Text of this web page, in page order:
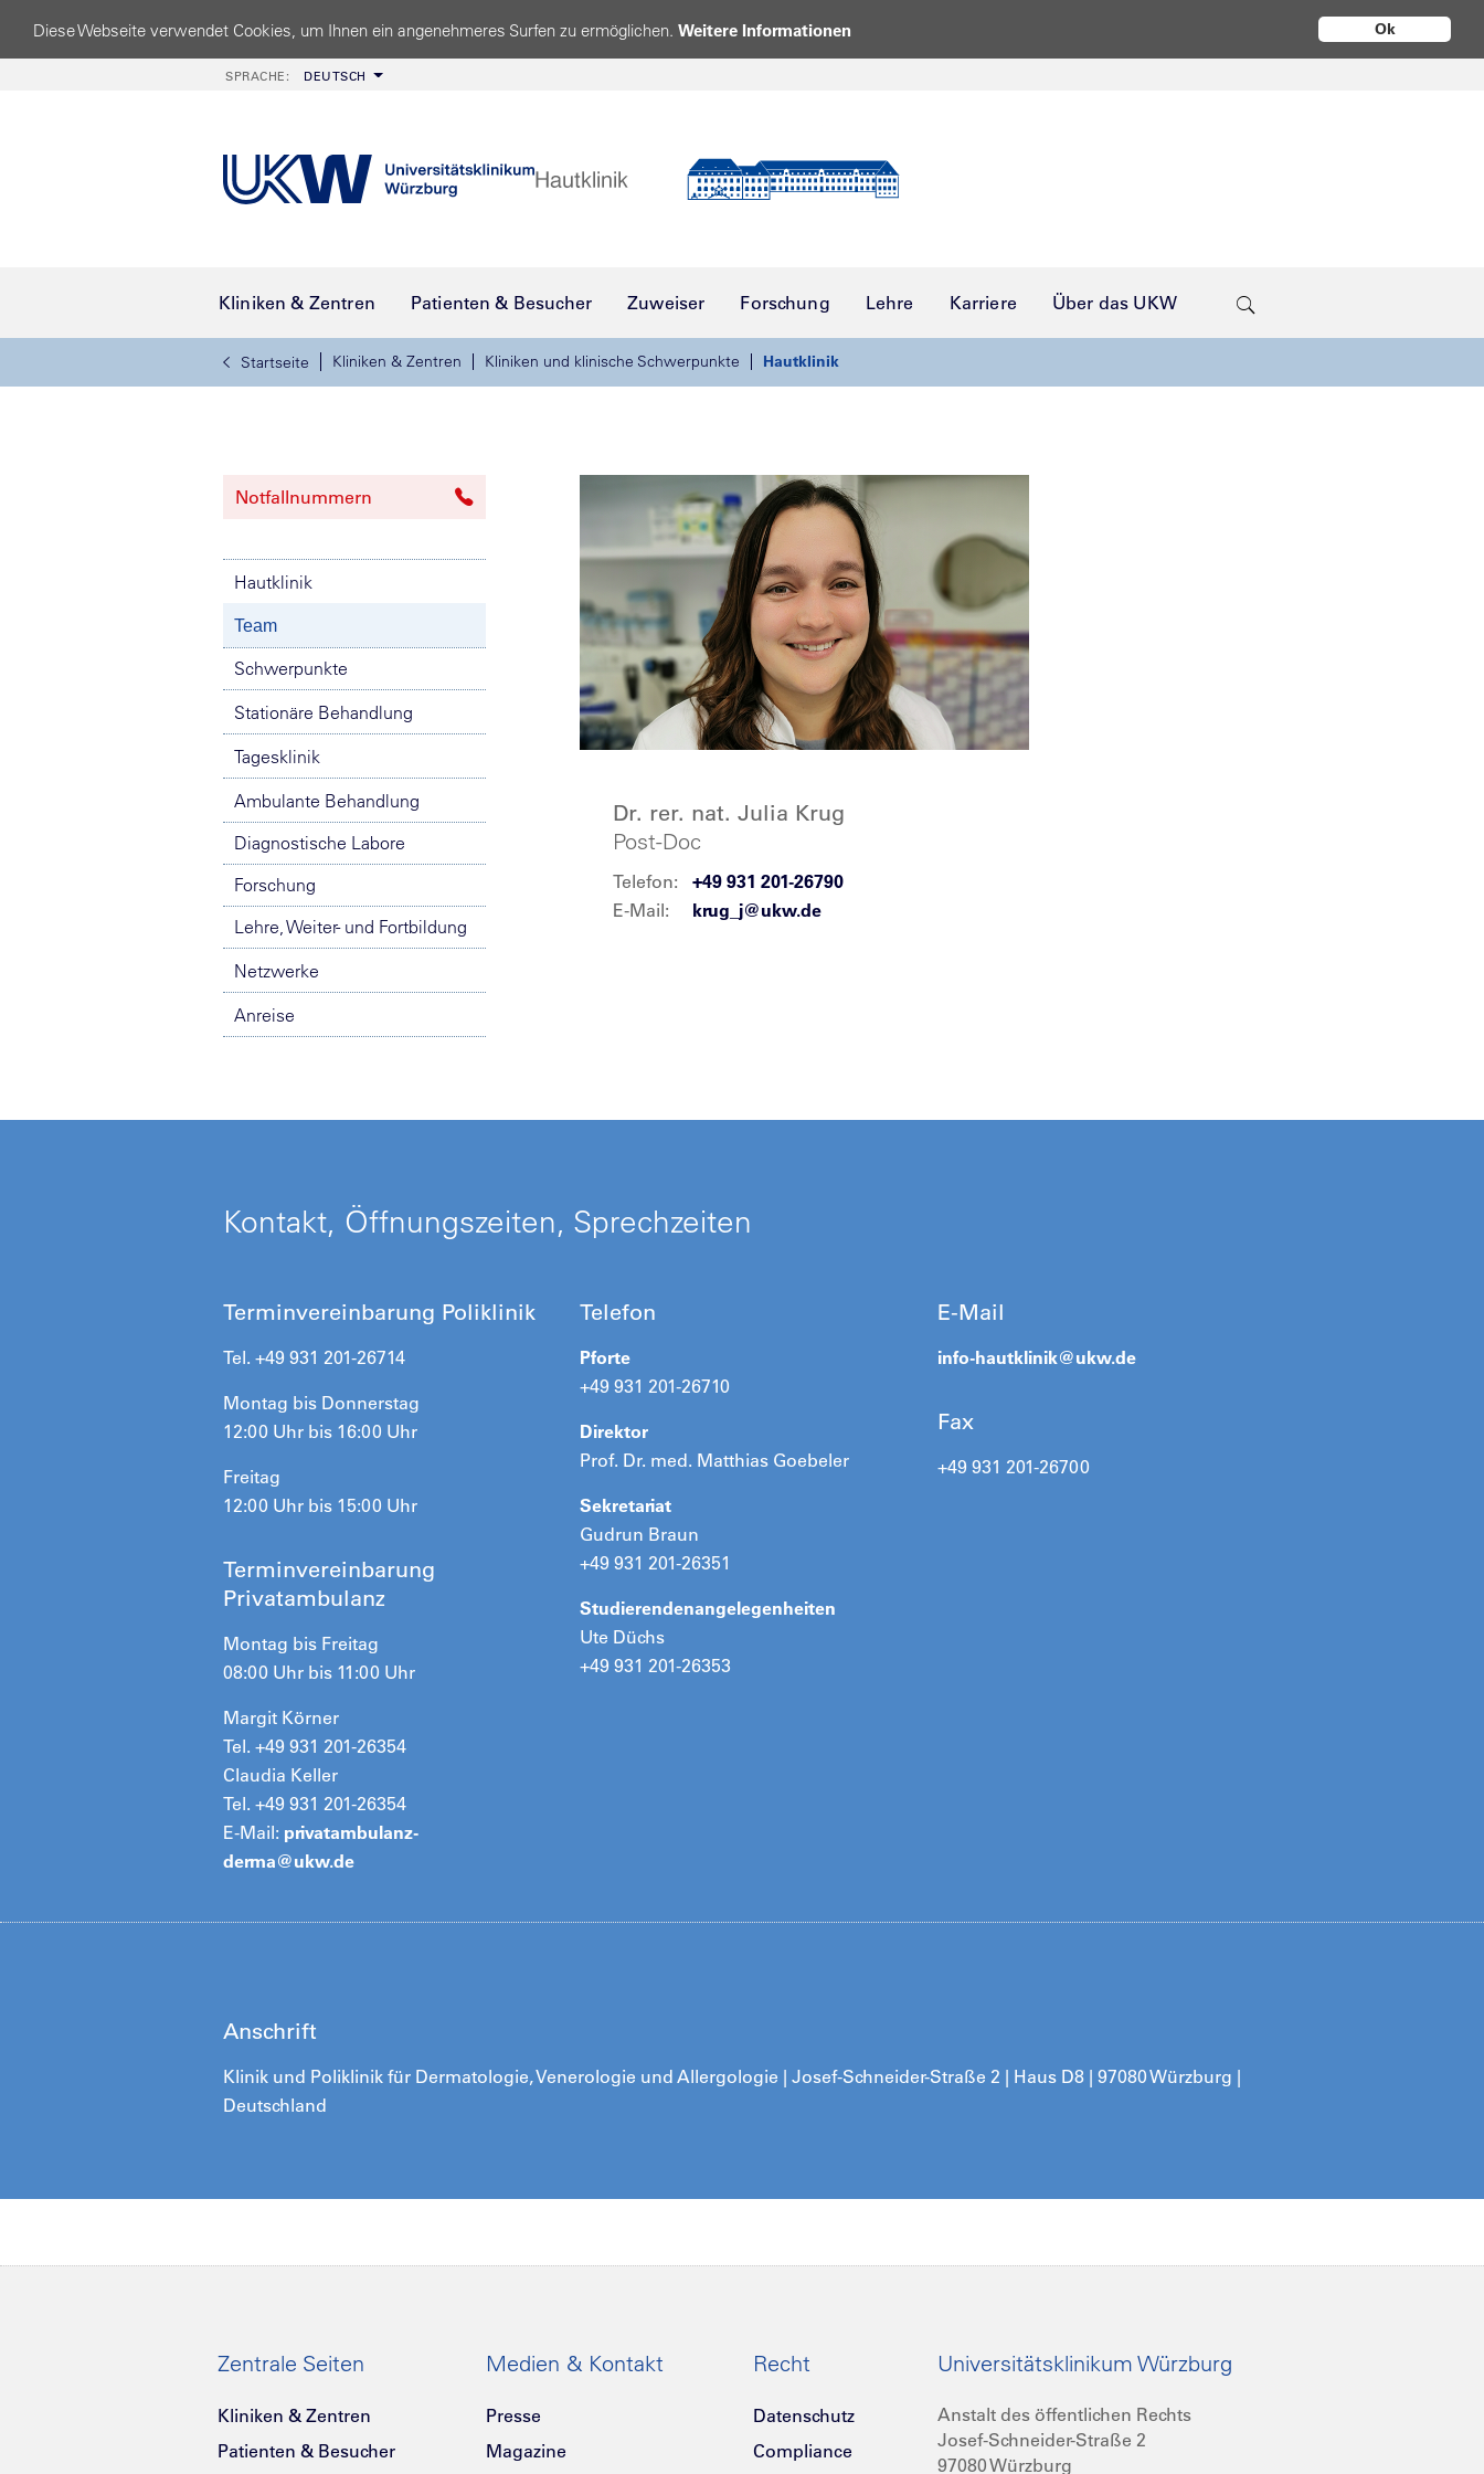
Ok
Diese Webseite verwendet Cookies, um Ihnen ein angenehmeres Surfen zu ermöglichen. Weitere Informationen
SPRACHE: DEUTSCH
Kliniken & Zentren Patienten & Besucher Zuweiser Forschung Lehre Karriere Über das UKW
Startseite Kliniken & Zentren Kliniken und klinische Schwerpunkte Hautklinik
Notfallnummern
Hautklinik
Team
Schwerpunkte
Stationäre Behandlung
Tagesklinik
Ambulante Behandlung
Diagnostische Labore
Forschung
Lehre, Weiter- und Fortbildung
Netzwerke
Anreise
Dr. rer. nat. Julia Krug
Post-Doc
Telefon:
+49 931 201-26790
E-Mail:
krug_j@ukw.de
Kontakt, Öffnungszeiten, Sprechzeiten
Terminvereinbarung Poliklinik
Tel. +49 931 201-26714
Montag bis Donnerstag
12:00 Uhr bis 16:00 Uhr
Freitag
12:00 Uhr bis 15:00 Uhr
Terminvereinbarung
Privatambulanz
Montag bis Freitag
08:00 Uhr bis 11:00 Uhr
Margit Körner
Tel. +49 931 201-26354
Claudia Keller
Tel. +49 931 201-26354
E-Mail: privatambulanz-
derma@ukw.de
Telefon
Pforte
+49 931 201-26710
Direktor
Prof. Dr. med. Matthias Goebeler
Sekretariat
Gudrun Braun
+49 931 201-26351
Studierendenangelegenheiten
Ute Düchs
+49 931 201-26353
E-Mail
info-hautklinik@ukw.de
Fax
+49 931 201-26700
Anschrift
Klinik und Poliklinik für Dermatologie, Venerologie und Allergologie | Josef-Schneider-Straße 2 | Haus D8 | 97080 Würzburg |
Deutschland
Zentrale Seiten
Kliniken & Zentren
Patienten & Besucher
Medien & Kontakt
Presse
Magazine
Recht
Datenschutz
Compliance
Universitätsklinikum Würzburg
Anstalt des öffentlichen Rechts
Josef-Schneider-Straße 2
97080 Würzburg